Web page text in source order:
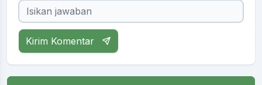
Kirim Komentar